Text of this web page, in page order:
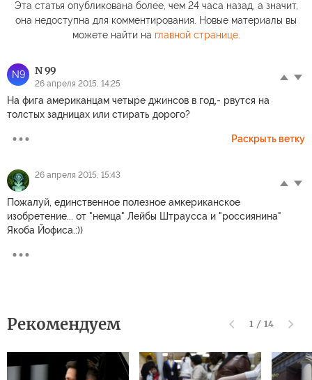
Эта статья опубликована более, чем 24 часа назад, а значит,
она недоступна для комментирования. Новые материалы вы
можете найти на главной странице.
N9 N 99
26 апреля 2015, 14:25
На фига американцам четыре джинсов в год,- рвутся на
толстых задницах или стирать дорого?
Раскрыть ветку
26 апреля 2015, 15:43
Пожалуй, единственное полезное амкериканское
изобретение... от "немца" Лейбы Штраусса и "россиянина"
Якоба Йофиса.:))
Рекомендуем 1 / 14